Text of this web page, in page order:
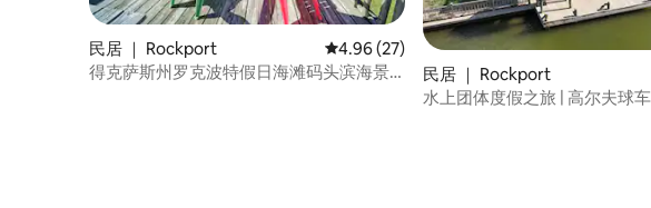
民居 ｜ Rockport 平均评分 4.96 分（满分 5 分），共 27 条评
4.96 (27)
得克萨斯州罗克波特假日海滩码头滨海景
民居 ｜ Rockport
水上团体度假之旅 | 高尔夫球